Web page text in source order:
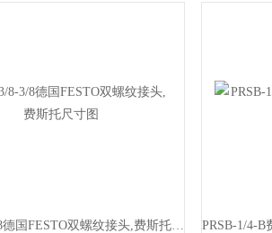
ESK-3/8-3/8德国FESTO双螺纹接头,费斯托尺寸图